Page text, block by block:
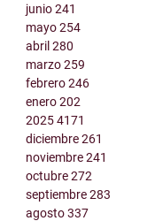
junio241
mayo254
abril280
marzo259
febrero246
enero202
20254171
diciembre261
noviembre241
octubre272
septiembre283
agosto337